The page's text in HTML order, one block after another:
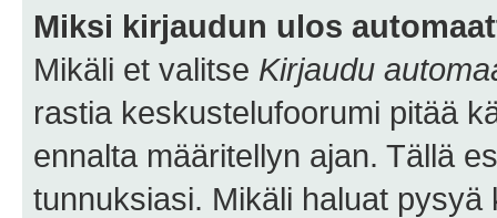
Miksi kirjaudun ulos
Mikäli et valitse Kirjaudu
rastia keskustelufoorumi pitää
ennalta määritellyn ajan. Tällä
tunnuksiasi. Mikäli haluat